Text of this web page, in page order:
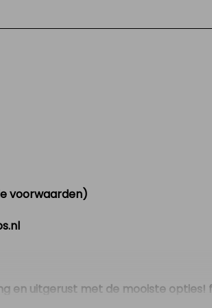
voorwaarden)
en uitgerust met de mooiste